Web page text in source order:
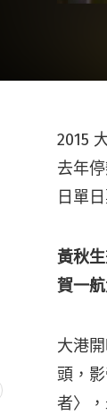
2015
去年
日單
黃秋
賀一
大港
頭，
者〉